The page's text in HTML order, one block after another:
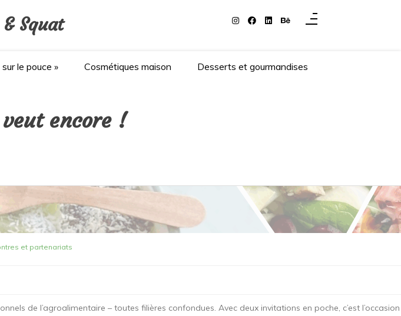
Squat
le pouce » Cosmétiques maison Desserts et gourmandises
encore !
et partenariats
de l’agroalimentaire – toutes filières confondues. Avec deux invitations en poche, c’est l’occasion